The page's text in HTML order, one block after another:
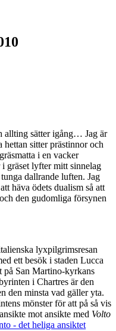
allting sätter igång… Jag är
sitter prästinnor och
i en vacker
gräset lyfter mitt sinnelag
dallrande luften. Jag
häva ödets dualism så att
den gudomliga försynen
lyxpilgrimsresan
ett besök i staden Lucca
på San Martino-kyrkans
i Chartres är den
den minsta vad gäller yta.
mönster för att på så vis
mot ansikte med Volto